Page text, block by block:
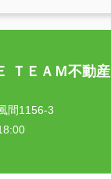
ＴＥＡＭ不動産
間1156-3